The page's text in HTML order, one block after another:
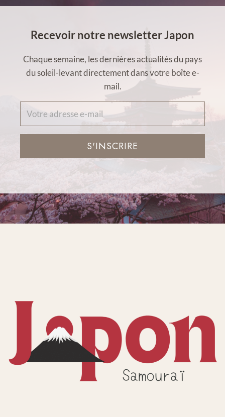
Recevoir notre newsletter Japon
Chaque semaine, les dernières actualités du pays
du soleil-levant directement dans votre boîte e-
mail.
S'INSCRIRE